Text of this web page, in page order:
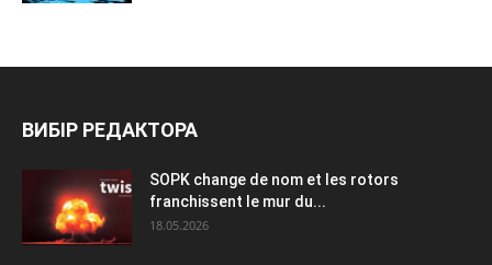
ВИБІР РЕДАКТОРА
SOPK change de nom et les rotors
franchissent le mur du...
18.05.2026